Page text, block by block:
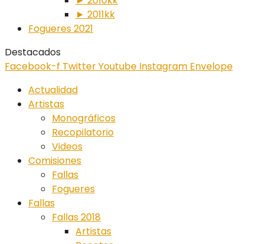
► 2011kk
Fogueres 2021
Destacados
Facebook-f TwitterYoutube Instagram Envelope
Actualidad
Artistas
Monográficos
Recopilatorio
Videos
Comisiones
Fallas
Fogueres
Fallas
Fallas 2018
Artistas